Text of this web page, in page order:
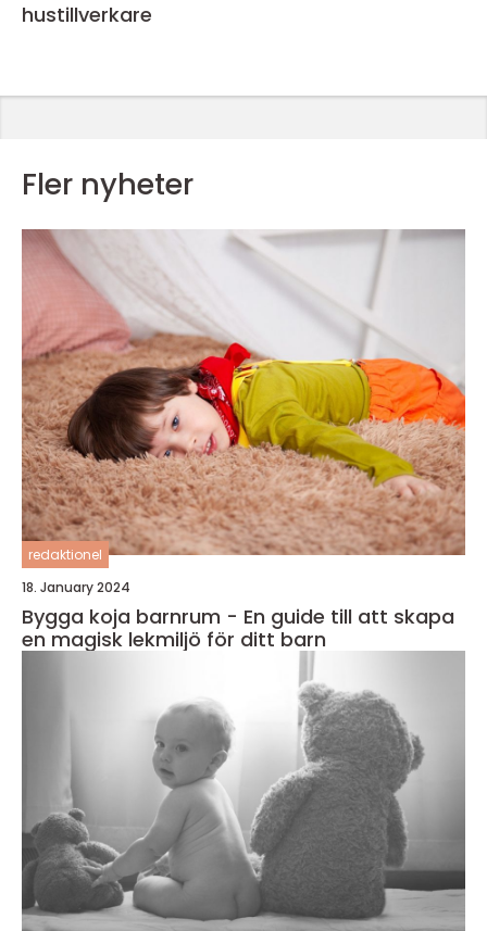
hustillverkare
Fler nyheter
redaktionel
18. January 2024
Bygga koja barnrum - En guide till att skapa
en magisk lekmiljö för ditt barn